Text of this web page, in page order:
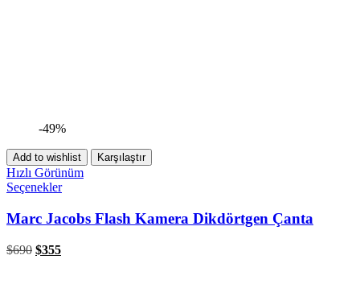
-49%
Add to wishlist Karşılaştır
Hızlı Görünüm
Seçenekler
Marc Jacobs Flash Kamera Dikdörtgen Çanta
$690 $355